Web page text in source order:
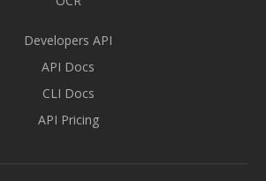
Developers API
API Docs
CLI Docs
API Pricing